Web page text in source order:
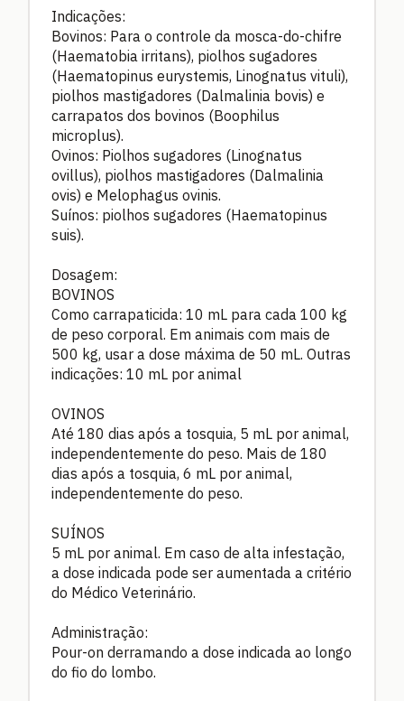
Indicações:
Bovinos: Para o controle da mosca-do-chifre
(Haematobia irritans), piolhos sugadores
(Haematopinus eurystemis, Linognatus vituli),
piolhos mastigadores (Dalmalinia bovis) e
carrapatos dos bovinos (Boophilus
microplus).
Ovinos: Piolhos sugadores (Linognatus
ovillus), piolhos mastigadores (Dalmalinia
ovis) e Melophagus ovinis.
Suínos: piolhos sugadores (Haematopinus
suis).
Dosagem:
BOVINOS
Como carrapaticida: 10 mL para cada 100 kg
de peso corporal. Em animais com mais de
500 kg, usar a dose máxima de 50 mL. Outras
indicações: 10 mL por animal
OVINOS
Até 180 dias após a tosquia, 5 mL por animal,
independentemente do peso. Mais de 180
dias após a tosquia, 6 mL por animal,
independentemente do peso.
SUÍNOS
5 mL por animal. Em caso de alta infestação,
a dose indicada pode ser aumentada a critério
do Médico Veterinário.
Administração:
Pour-on derramando a dose indicada ao longo
do fio do lombo.